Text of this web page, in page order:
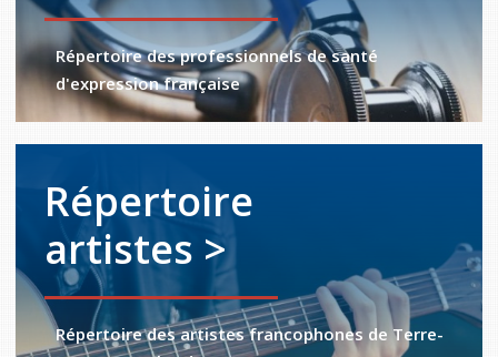
Répertoire des professionnels de santé
d'expression française
Répertoire
artistes >
Répertoire des artistes francophones de Terre-